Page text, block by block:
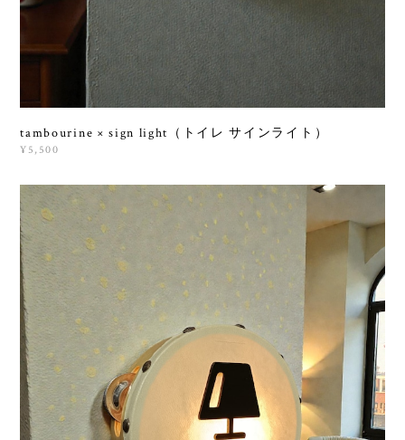
tambourine × sign light（トイレ サインライト）
¥5,500